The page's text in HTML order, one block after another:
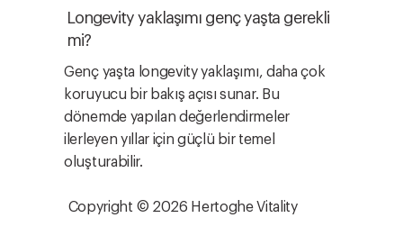
Longevity yaklaşımı genç yaşta gerekli
mi?
Genç yaşta longevity yaklaşımı, daha çok
koruyucu bir bakış açısı sunar. Bu
dönemde yapılan değerlendirmeler
ilerleyen yıllar için güçlü bir temel
oluşturabilir.
Copyright © 2026 Hertoghe Vitality